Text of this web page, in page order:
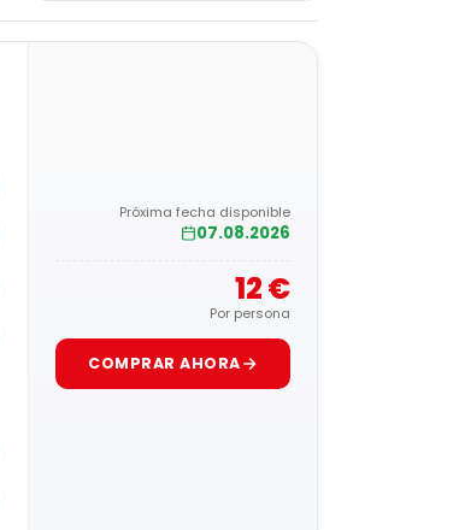
Próxima fecha disponible
07.08.2026
12 €
Por persona
COMPRAR AHORA